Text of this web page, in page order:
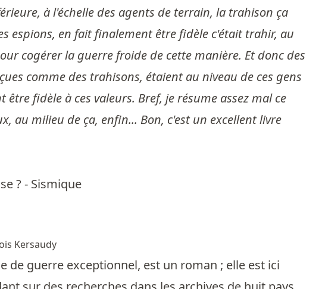
à l'échelle des agents de terrain, la trahison ça
espions, en fait finalement être fidèle c'était trahir, au
cogérer la guerre froide de cette manière. Et donc des
comme des trahisons, étaient au niveau de ces gens
fidèle à ces valeurs. Bref, je résume assez mal ce
au milieu de ça, enfin... Bon, c'est un excellent livre
? - Sismique
Kersaudy
de guerre exceptionnel, est un roman ; elle est ici